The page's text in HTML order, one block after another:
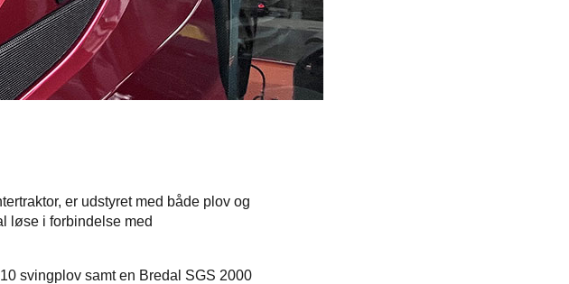
er udstyret med både plov og
løse i forbindelse med
svingplov samt en Bredal SGS 2000